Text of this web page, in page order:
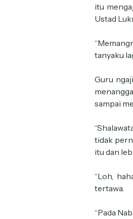
itu
Ustad
tanyaku
Guru
sampai
tidak
itu dan
“Loh,
tertawa.
“Pada